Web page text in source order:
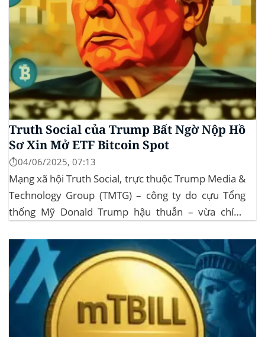
Truth Social của Trump Bất Ngờ Nộp Hồ
Sơ Xin Mở ETF Bitcoin Spot
⏱️04/06/2025, 07:13
Mạng xã hội Truth Social, trực thuộc Trump Media &
Technology Group (TMTG) – công ty do cựu Tổng
thống Mỹ Donald Trump hậu thuẫn – vừa chính
dịch Mỹ (SEC) để xin phê duyệt quỹ ETF Bitcoin...